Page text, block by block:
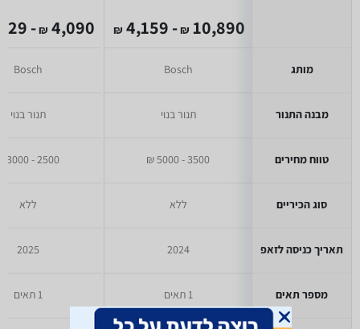
מותג
מבנה התנור
טווח מחירים
סוג הכיריים
תאריך כניסה לזאפ
מספר תאים
10,890
₪
- 4,159
₪
Bosch
תנור בנוי
3500 - 5000 ₪
ללא
2024
1 תאים
4,090
₪
- 2,629
Bosch
תנור בנוי
2500 - 3000 ₪
ללא
2025
1 תאים